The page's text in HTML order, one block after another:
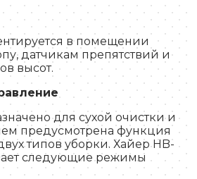
в помещении
датчикам препятствий и
высот.
для сухой очистки и
предусмотрена функция
типов уборки. Хайер HB-
следующие режимы